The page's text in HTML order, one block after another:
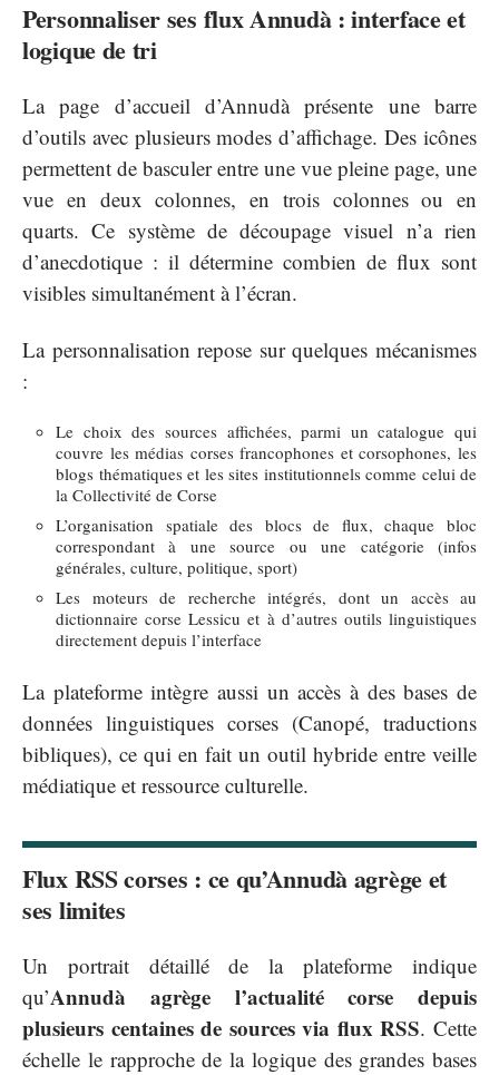
Personnaliser ses flux Annudà : interface et
logique de tri
La page d’accueil d’Annudà présente une barre
d’outils avec plusieurs modes d’affichage. Des icônes
permettent de basculer entre une vue pleine page, une
vue en deux colonnes, en trois colonnes ou en
quarts. Ce système de découpage visuel n’a rien
d’anecdotique : il détermine combien de flux sont
visibles simultanément à l’écran.
La personnalisation repose sur quelques mécanismes
:
Le choix des sources affichées, parmi un catalogue qui
couvre les médias corses francophones et corsophones, les
blogs thématiques et les sites institutionnels comme celui de
la Collectivité de Corse
L’organisation spatiale des blocs de flux, chaque bloc
correspondant à une source ou une catégorie (infos
générales, culture, politique, sport)
Les moteurs de recherche intégrés, dont un accès au
dictionnaire corse Lessicu et à d’autres outils linguistiques
directement depuis l’interface
La plateforme intègre aussi un accès à des bases de
données linguistiques corses (Canopé, traductions
bibliques), ce qui en fait un outil hybride entre veille
médiatique et ressource culturelle.
Flux RSS corses : ce qu’Annudà agrège et
ses limites
Un portrait détaillé de la plateforme indique
qu’Annudà agrège l’actualité corse depuis
plusieurs centaines de sources via flux RSS. Cette
échelle le rapproche de la logique des grandes bases